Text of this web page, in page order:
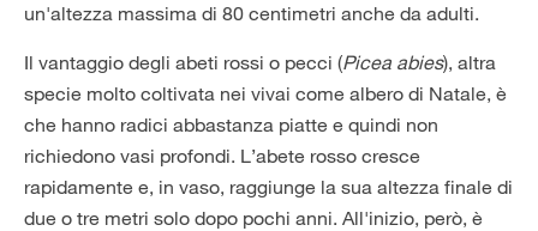
un'altezza massima di 80 centimetri anche da adulti.
Il vantaggio degli abeti rossi o pecci (Picea abies), altra
specie molto coltivata nei vivai come albero di Natale, è
che hanno radici abbastanza piatte e quindi non
richiedono vasi profondi. L’abete rosso cresce
rapidamente e, in vaso, raggiunge la sua altezza finale di
due o tre metri solo dopo pochi anni. All'inizio, però, è